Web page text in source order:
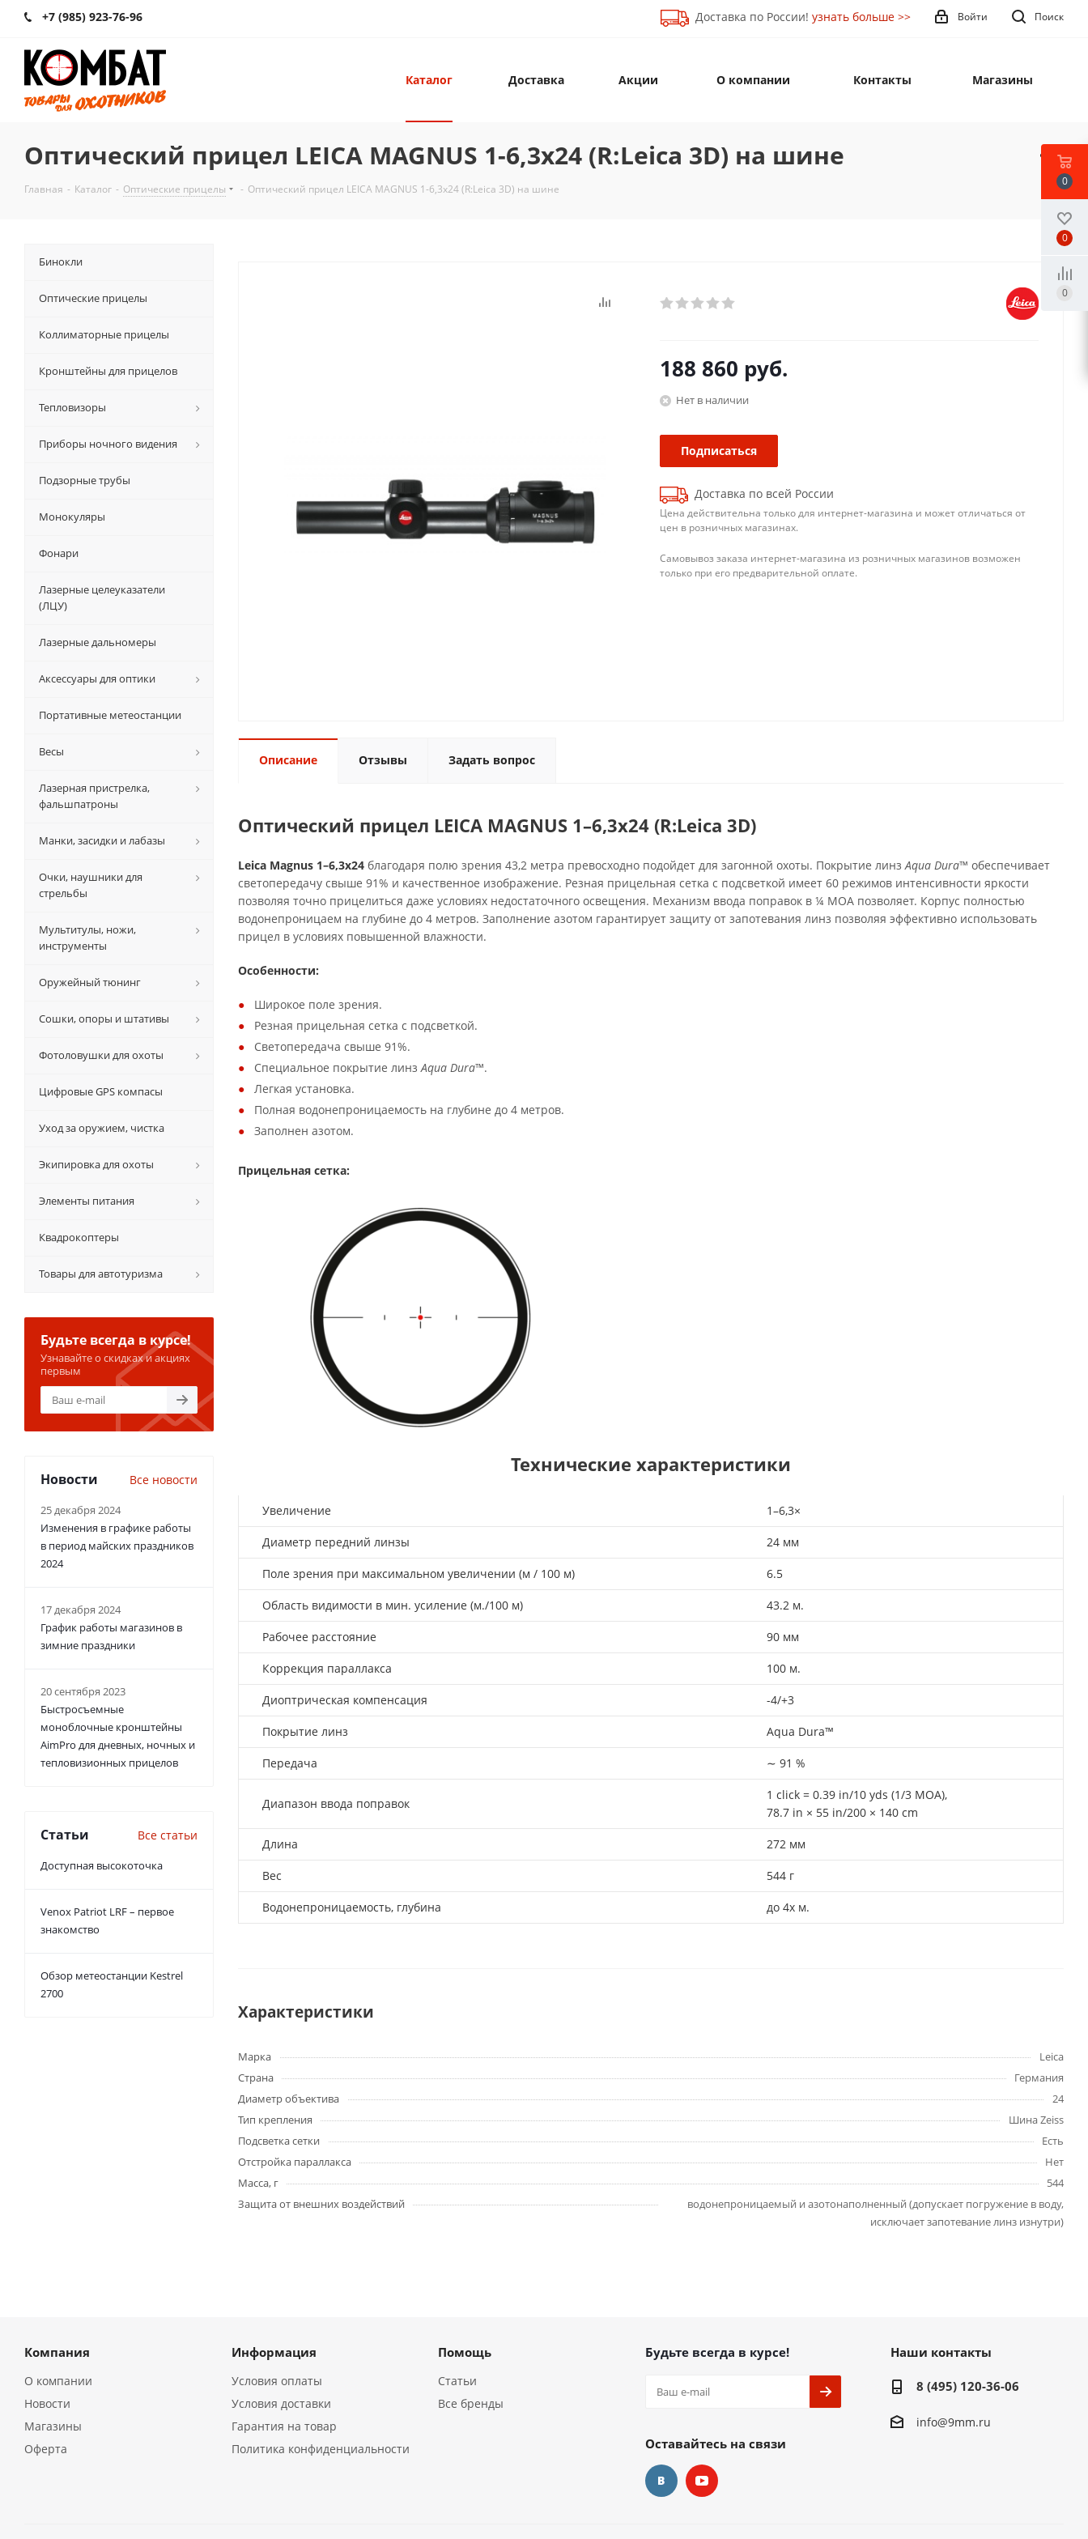
+7 (985) 923-76-96 Поиск
Войти
Доставка по России! узнать больше >>
Каталог Доставка Акции О компании Контакты Магазины
Оптический прицел LEICA MAGNUS 1-6,3x24 (R:Leica 3D) на шине
Главная - Каталог - Оптические прицелы - Оптический прицел LEICA MAGNUS 1-6,3x24 (R:Leica 3D) на шине
188 860 руб.
Нет в наличии
Подписаться
Доставка по всей России
Цена действительна только для интернет-магазина и может отличаться от
цен в розничных магазинах.
Самовывоз заказа интернет-магазина из розничных магазинов возможен
только при его предварительной оплате.
Описание Отзывы Задать вопрос
Оптический прицел LEICA MAGNUS 1–6,3x24 (R:Leica 3D)
Leica Magnus 1–6,3x24 благодаря полю зрения 43,2 метра превосходно подойдет для загонной охоты. Покрытие линзAqua Dura™ обеспечивает
светопередачу свыше 91% и качественное изображение. Резная прицельная сетка с подсветкой имеет 60 режимов интенсивности яркости
позволяя точно прицелиться даже условиях недостаточного освещения. Механизм ввода поправок в ¼ МОА позволяет. Корпус полностью
водонепроницаем на глубине до 4 метров. Заполнение азотом гарантирует защиту от запотевания линз позволяя эффективно использовать
прицел в условиях повышенной влажности.
Особенности:
Широкое поле зрения.
Резная прицельная сетка с подсветкой.
Светопередача свыше 91%.
Специальное покрытие линзAqua Dura™.
Легкая установка.
Полная водонепроницаемость на глубине до 4 метров.
Заполнен азотом.
Прицельная сетка:
Технические характеристики
Увеличение 1–6,3×
Диаметр передний линзы 24 мм
Поле зрения при максимальном увеличении (м / 100 м) 6.5
Область видимости в мин. усиление (м./100 м) 43.2 м.
Рабочее расстояние 90 мм
Коррекция параллакса 100 м.
Диоптрическая компенсация -4/+3
Покрытие линз Aqua Dura™
Передача ∼ 91 %
Диапазон ввода поправок
1 click = 0.39 in/10 yds (1/3 MOA),
78.7 in × 55 in/200 × 140 cm
Длина 272 мм
Вес 544 г
Водонепроницаемость, глубина до 4х м.
Характеристики
Марка
Leica
Страна
Германия
Диаметр объектива
24
Тип крепления
Шина Zeiss
Подсветка сетки
Есть
Отстройка параллакса
Нет
Масса, г
544
Защита от внешних воздействий
водонепроницаемый и азотонаполненный (допускает погружение в воду,
исключает запотевание линз изнутри)
Бинокли
Оптические прицелы
Коллиматорные прицелы
Кронштейны для прицелов
Тепловизоры
Приборы ночного видения
Подзорные трубы
Монокуляры
Фонари
Лазерные целеуказатели
(ЛЦУ)
Лазерные дальномеры
Аксессуары для оптики
Портативные метеостанции
Весы
Лазерная пристрелка,
фальшпатроны
Манки, засидки и лабазы
Очки, наушники для
стрельбы
Мультитулы, ножи,
инструменты
Оружейный тюнинг
Сошки, опоры и штативы
Фотоловушки для охоты
Цифровые GPS компасы
Уход за оружием, чистка
Экипировка для охоты
Элементы питания
Квадрокоптеры
Товары для автотуризма
Будьте всегда в курсе!
Узнавайте о скидках и акциях
первым
Новости Все новости
25 декабря 2024
Изменения в графике работы
в период майских праздников
2024
17 декабря 2024
График работы магазинов в
зимние праздники
20 сентября 2023
Быстросъемные
моноблочные кронштейны
AimPro для дневных, ночных и
тепловизионных прицелов
Статьи Все статьи
Доступная высокоточка
Venox Patriot LRF – первое
знакомство
Обзор метеостанции Kestrel
2700
Компания
О компании
Новости
Магазины
Оферта
Информация
Условия оплаты
Условия доставки
Гарантия на товар
Политика конфиденциальности
Помощь
Статьи
Все бренды
Будьте всегда в курсе!
Оставайтесь на связи
Наши контакты
8 (495) 120-36-06
info@9mm.ru
0
0
0